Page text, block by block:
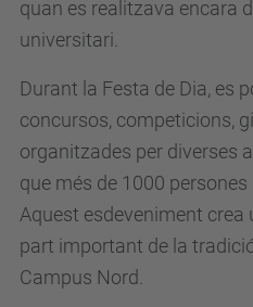
o
.
u
p
c
.
e
d
quan es realitzava encara
universitari.
Durant la Festa de Dia, es
concursos, competicions,
organitzades per diverses
que més de 1000
Aquest esdeveniment
part important de la
Campus Nord.